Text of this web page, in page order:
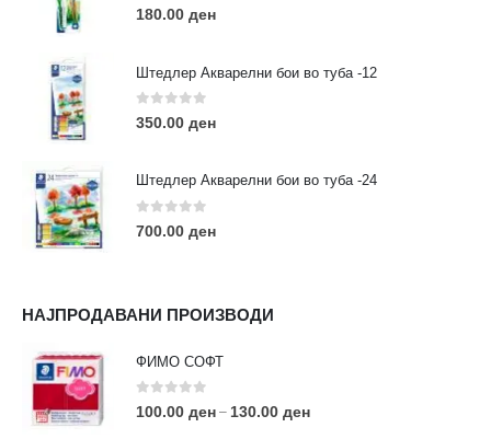
0 out of 5
180.00 ден
Штедлер Акварелни бои во туба -12
0out of 5
350.00 ден
Штедлер Акварелни бои во туба -24
0out of 5
700.00 ден
НАЈПРОДАВАНИ ПРОИЗВОДИ
ФИМО СОФТ
0 out of 5
100.00 ден – 130.00 ден